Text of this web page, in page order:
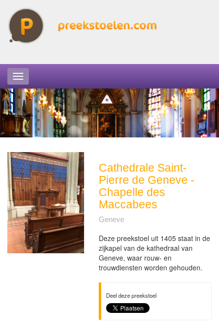
Cathedrale Saint-
Pierre de Geneve -
Chapelle des
Maccabees
Geneve
Deze preekstoel uit 1405 staat in de
zijkapel van de kathedraal van
Geneve, waar rouw- en
trouwdiensten worden gehouden.
Deel deze preekstoel